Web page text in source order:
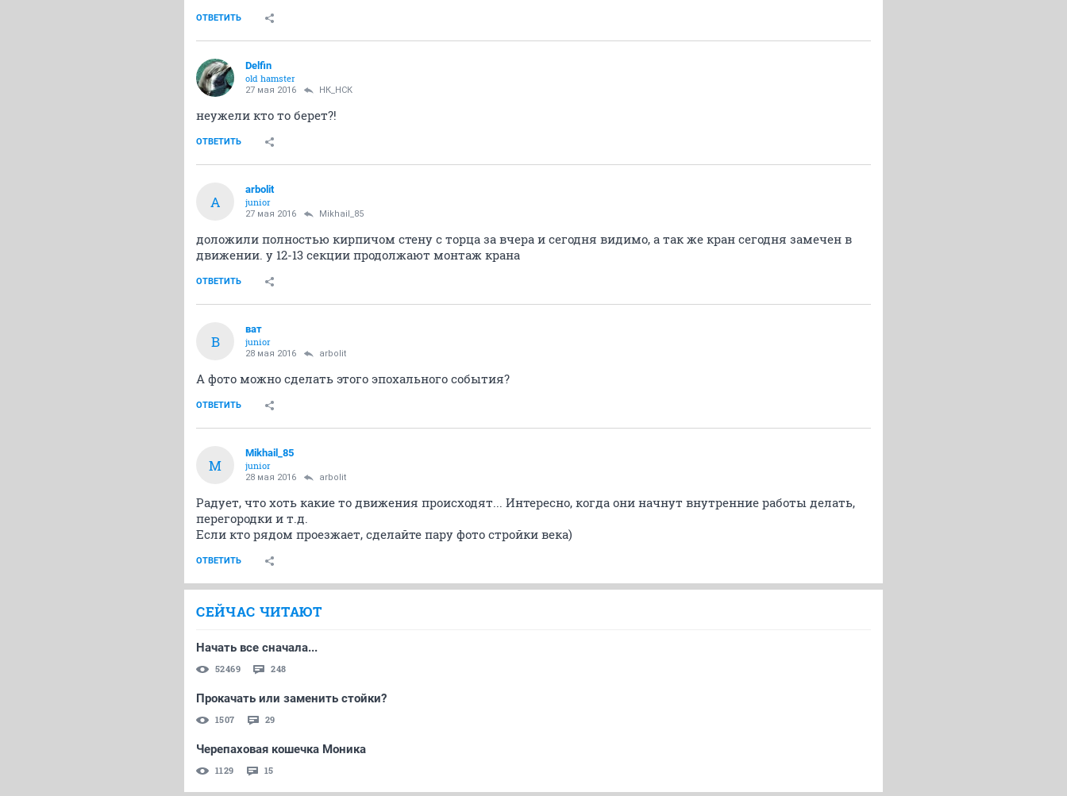
ОТВЕТИТЬ
Delfin
old hamster
27 мая 2016 НК_НСК
неужели кто то берет?!
ОТВЕТИТЬ
A
arbolit
junior
27 мая 2016 Mikhail_85
доложили полностью кирпичом стену с торца за вчера и сегодня видимо, а так же кран сегодня замечен в
движении. у 12-13 секции продолжают монтаж крана
ОТВЕТИТЬ
В
ват
junior
28 мая 2016 arbolit
А фото можно сделать этого эпохального события?
ОТВЕТИТЬ
M
Mikhail_85
junior
28 мая 2016 arbolit
Радует, что хоть какие то движения происходят... Интересно, когда они начнут внутренние работы делать,
перегородки и т.д.
Если кто рядом проезжает, сделайте пару фото стройки века)
ОТВЕТИТЬ
СЕЙЧАС ЧИТАЮТ
Начать все сначала...
52469 248
Прокачать или заменить стойки?
1507 29
Черепаховая кошечка Моника
1129 15